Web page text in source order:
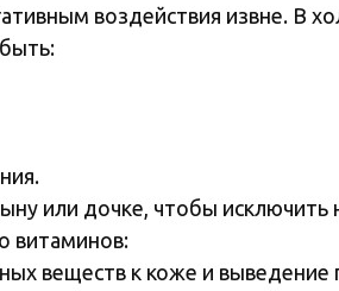
воздействия извне. В
или дочке, чтобы
витаминов:
веществ к коже и